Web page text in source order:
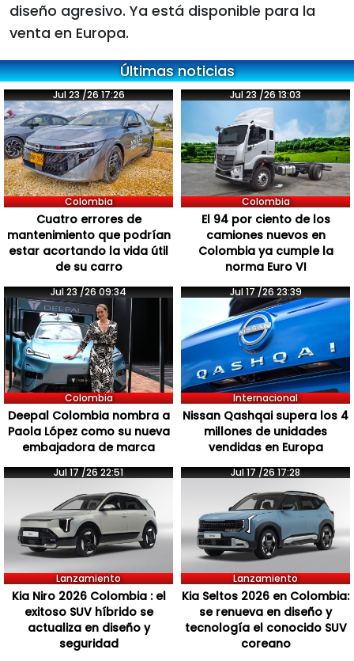
diseño agresivo. Ya está disponible para la
venta en Europa.
Últimas noticias
Jul 23 /26 17:26
Colombia
Cuatro errores de
mantenimiento que podrían
estar acortando la vida útil
de su carro
Jul 23 /26 13:03
Colombia
El 94 por ciento de los
camiones nuevos en
Colombia ya cumple la
norma Euro VI
Jul 23 /26 09:34
Colombia
Deepal Colombia nombra a
Paola López como su nueva
embajadora de marca
Jul 17 /26 23:39
Internacional
Nissan Qashqai supera los 4
millones de unidades
vendidas en Europa
Jul 17 /26 22:51
Lanzamiento
Kia Niro 2026 Colombia : el
exitoso SUV híbrido se
actualiza en diseño y
seguridad
Jul 17 /26 17:28
Lanzamiento
Kia Seltos 2026 en Colombia:
se renueva en diseño y
tecnología el conocido SUV
coreano